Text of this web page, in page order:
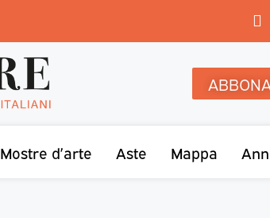
Mostre d’arte Aste Mappa